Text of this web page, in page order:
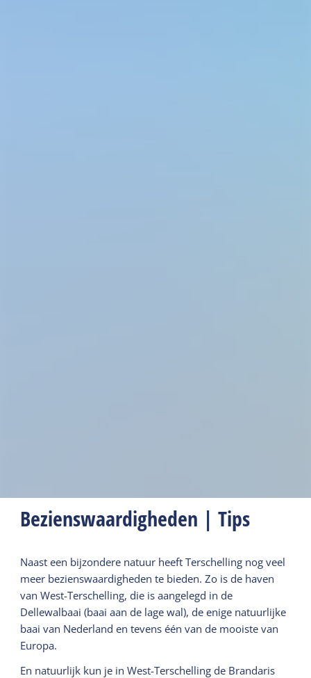
Bezienswaardigheden | Tips
Naast een bijzondere natuur heeft Terschelling nog veel
meer bezienswaardigheden te bieden. Zo is de haven
van West-Terschelling, die is aangelegd in de
Dellewalbaai (baai aan de lage wal), de enige natuurlijke
baai van Nederland en tevens één van de mooiste van
Europa.
En natuurlijk kun je in West-Terschelling de Brandaris